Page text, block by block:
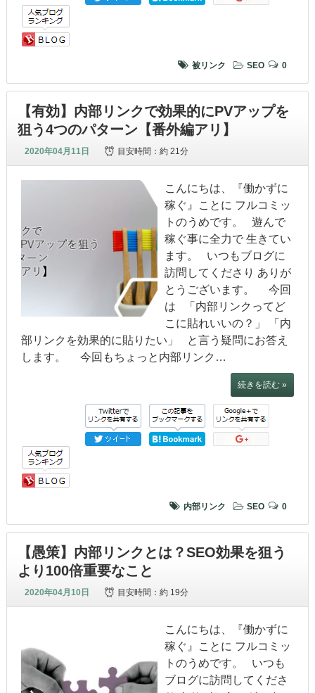
被リンク SEO 0
【有効】内部リンクで効果的にPVアップを
狙う4つのパターン【番外編アリ】
2020年04月11日 目安時間：約 21分
こんにちは、『働かずに
稼ぐ』ことに フルコミッ
トのうめです。 遊んで
稼ぐ事に全力で 生きてい
ます。 いつもブログに
訪問してくださり ありが
とうございます。 今回
は 「内部リンクってど
こに貼れいいの？」 「内
部リンクを効果的に貼りたい」 と言う疑問にお答え
します。 今回もちょっと内部リンク…
続きを読む »
内部リンク SEO 0
【愚策】内部リンクとは？SEO効果を狙う
より100倍重要なこと
2020年04月10日 目安時間：約 19分
こんにちは、『働かずに
稼ぐ』ことに フルコミッ
トのうめです。 いつも
ブログに訪問してくださ